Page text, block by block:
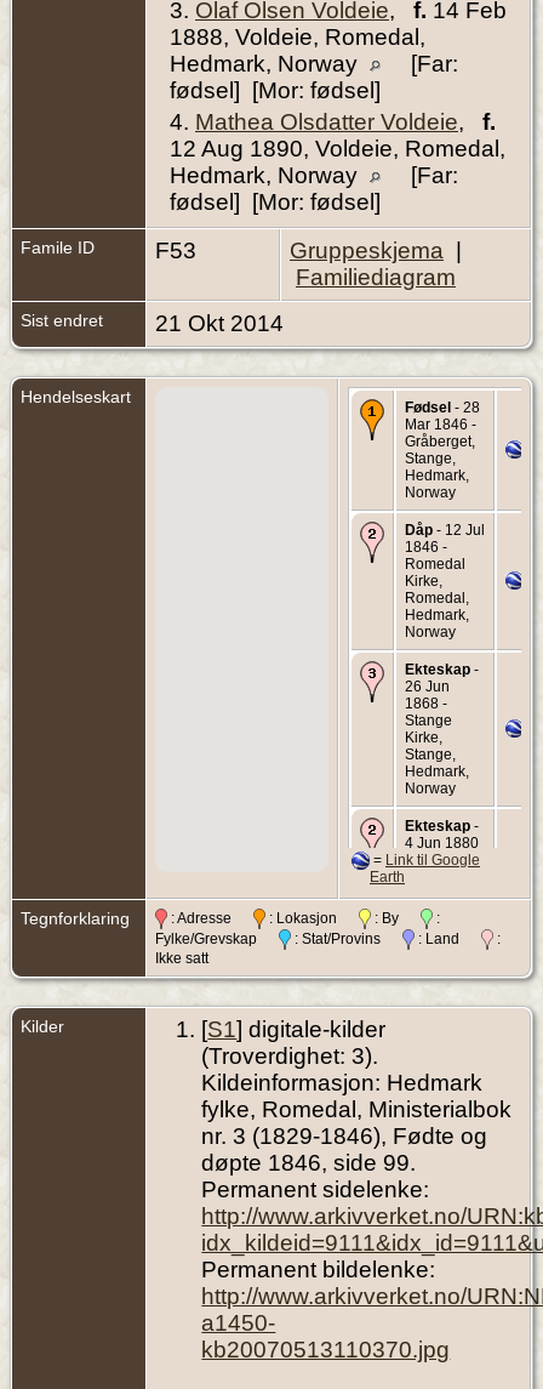
3. Olaf Olsen Voldeie, f. 14 Feb
1888, Voldeie, Romedal,
Hedmark, Norway
[Far:
fødsel] [Mor: fødsel]
4. Mathea Olsdatter Voldeie, f.
12 Aug 1890, Voldeie, Romedal,
Hedmark, Norway
[Far:
fødsel] [Mor: fødsel]
Famile ID F53 Gruppeskjema
Familiediagram
Sist endret 21 Okt 2014
Hendelseskart
Fødsel - 28
Mar 1846 -
Gråberget,
Stange,
Hedmark,
Norway
Dåp - 12 Jul
1846 -
Romedal
Kirke,
Romedal,
Hedmark,
Norway
Ekteskap -
26 Jun
1868 -
Stange
Kirke,
Stange,
Hedmark,
Norway
Ekteskap -
4 Jun 1880
- Romedal
Romedal,
Hedmark,
Norway
1915 -
Begravelse
- 21 Jul
1915 -
Romedal
Kirke,
Romedal,
Hedmark,
Norway
= Link til Google
Earth
Tegnforklaring : Adresse : Lokasjon : By
:
Fylke/Grevskap
: Stat/Provins : Land
:
Ikke satt
Kilder [S1] digitale-kilder
(Troverdighet: 3).
Kildeinformasjon: Hedmark
fylke, Romedal, Ministerialbok
nr. 3 (1829-1846), Fødte og
døpte 1846, side 99.
Permanent sidelenke:
http://www.arkivverket.no/
Permanent bildelenke:
http://www.arkivverket.no/
a1450-
kb20070513110370.jpg